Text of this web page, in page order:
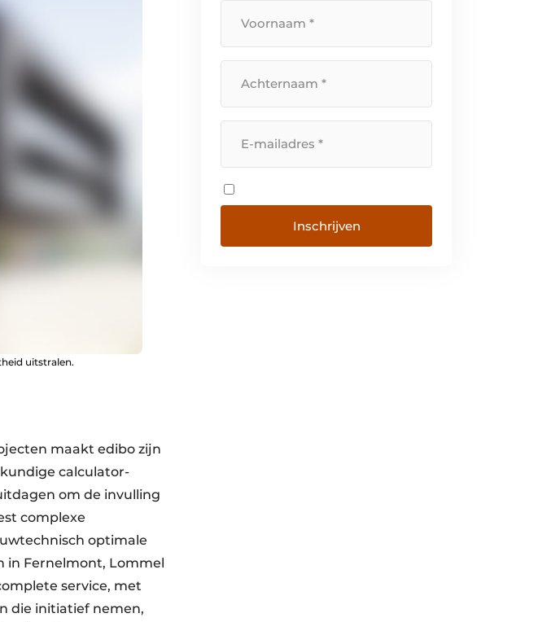
uitstralen.
maakt edibo zijn
calculator-
om de invulling
complexe
optimale
in Fernelmont, Lommel
service, met
die initiatief nemen,